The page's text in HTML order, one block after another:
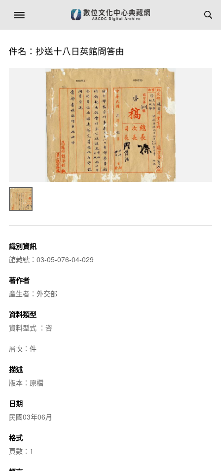
件名：抄送十八日英館問答由
識別資訊
館藏號：03-05-076-04-029
著作者
產生者：外交部
資料類型
資料型式 ：咨
層次：件
描述
版本：原檔
日期
民國03年06月
格式
頁數：1